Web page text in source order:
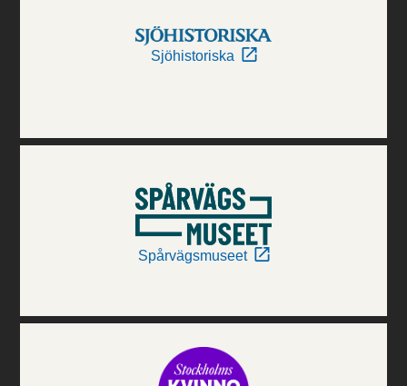
Sjöhistoriska
Spårvägsmuseet